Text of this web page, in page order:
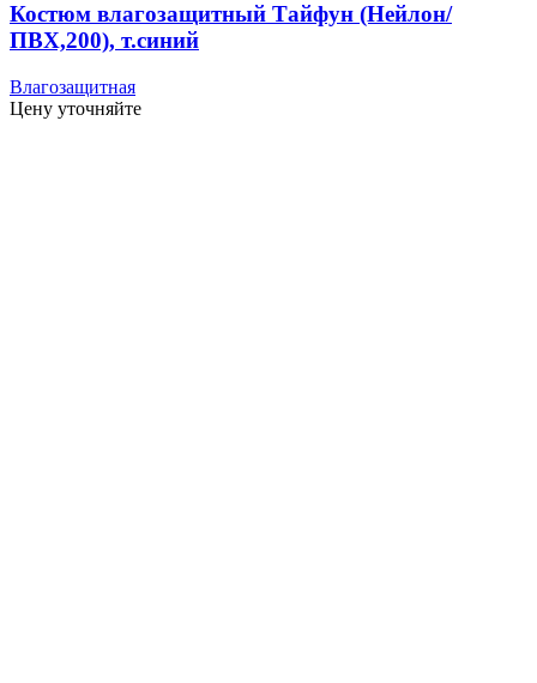
Костюм влагозащитный Тайфун (Нейлон/
ПВХ,200), т.синий
Влагозащитная
Цену уточняйте